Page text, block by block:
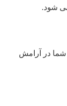
شود.
شما در آرامش